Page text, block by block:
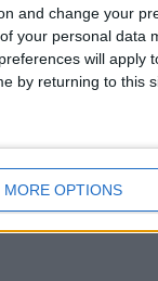
and change your
your personal data
will apply
by returning to this
MORE OPTIONS
--- Pubblicità ---
da Istvan in